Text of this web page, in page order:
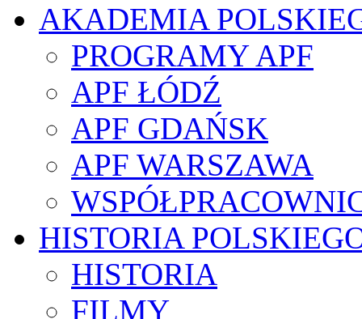
AKADEMIA
PROGRAMY APF
APF ŁÓDŹ
APF GDAŃSK
APF WARSZAWA
HISTORIA
HISTORIA
FILMY